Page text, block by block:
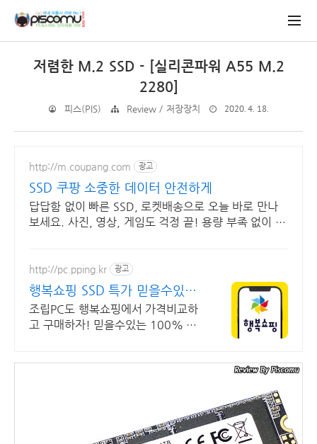
저렴한 M.2 SSD - [실리콘파워 A55 M.2
2280]
피스(PIS) Review / 저장장치 2020. 4. 18.
http://m.coupang.com 광고
SSD 쿠팡 소중한 데이터 안전하게
답답함 없이 빠른 SSD, 로켓배송으로 오늘 바로 만나
보세요. 사진, 영상, 게임도 걱정 끝! 용량 부족 없이 여
http://pc.pping.kr 광고
행복쇼핑 SSD 특가 믿을수있는
100% 매매보호
조립PC도 행복쇼핑에서 가격비교하
고 구매하자! 믿을수있는 100% 매